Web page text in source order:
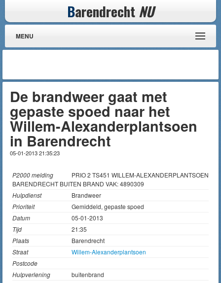
Barendrecht NU
MENU
De brandweer gaat met
gepaste spoed naar het
Willem-Alexanderplantsoen
in Barendrecht
05-01-2013 21:35:23
P2000 melding
PRIO 2 TS451 WILLEM-ALEXANDERPLANTSOEN
BARENDRECHT BUITEN BRAND VAK: 4890309
Hulpdienst
Brandweer
Prioriteit
Gemiddeld, gepaste spoed
Datum
05-01-2013
Tijd
21:35
Plaats
Barendrecht
Straat
Willem-Alexanderplantsoen
Postcode
Hulpverlening
buitenbrand